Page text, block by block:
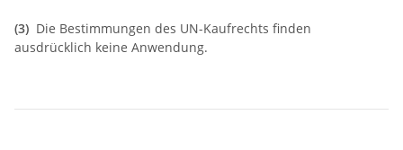
(3) Die Bestimmungen des UN-Kaufrechts finden
ausdrücklich keine Anwendung.